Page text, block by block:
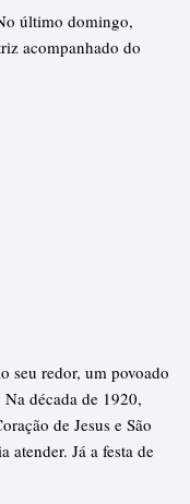
último domingo,
acompanhado do
seu redor, um povoado
década de 1920,
de Jesus e São
atender. Já a festa de